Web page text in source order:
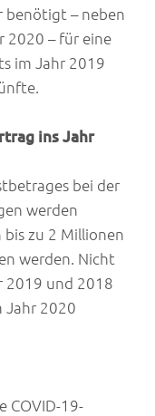
benötigt – neben
2020 – für eine
im Jahr 2019
ins Jahr
bei der
werden
zu 2 Millionen
werden. Nicht
2019 und 2018
Jahr 2020
COVID-19-